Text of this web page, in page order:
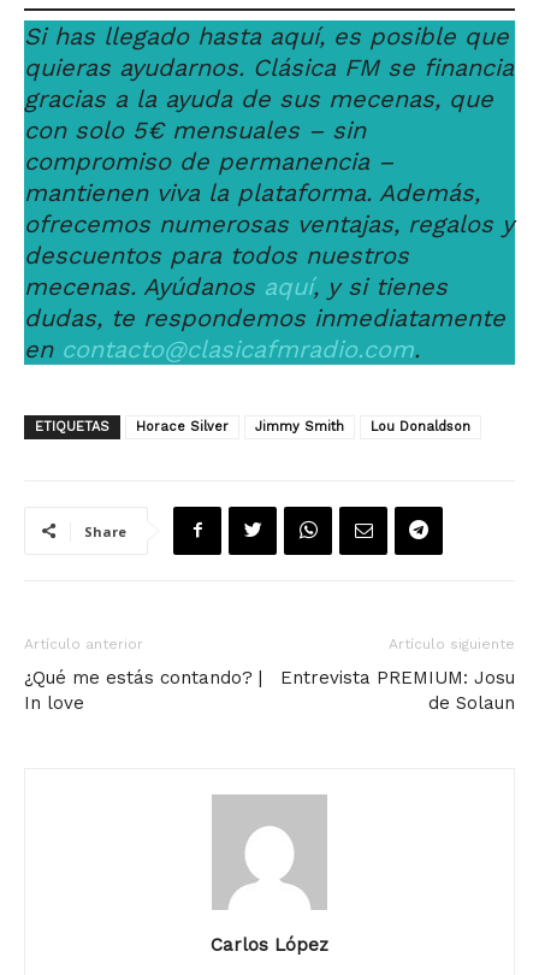
Si has llegado hasta aquí, es posible que
quieras ayudarnos. Clásica FM se financia
gracias a la ayuda de sus mecenas, que
con solo 5€ mensuales – sin
compromiso de permanencia –
mantienen viva la plataforma. Además,
ofrecemos numerosas ventajas, regalos y
descuentos para todos nuestros
mecenas. Ayúdanos aquí, y si tienes
dudas, te respondemos inmediatamente
en contacto@clasicafmradio.com.
ETIQUETAS Horace Silver Jimmy Smith Lou Donaldson
Share
Artículo anterior
¿Qué me estás contando? |
In love
Artículo siguiente
Entrevista PREMIUM: Josu
de Solaun
Carlos López